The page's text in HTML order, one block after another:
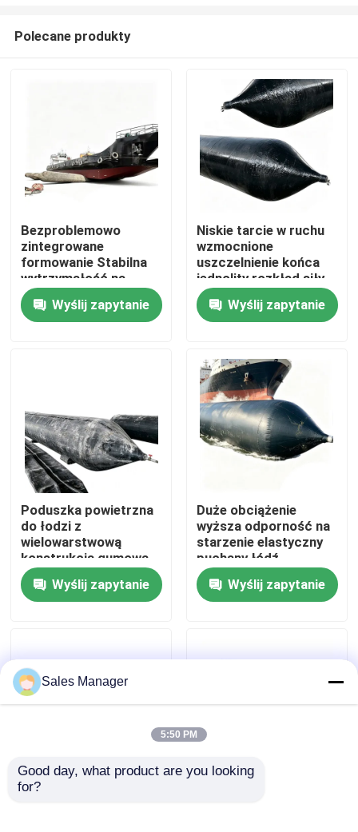
Produkty
Filmy
O nas
Wycieczka po fabryce
Poprosić o wycenę
Poduszki powietrzne do ratowania na morzu
Polecane produkty
Bezproblemowo
zintegrowane
formowanie Stabilna
wytrzymałość na
ciśnienie Składany
lekki statek
wystrzeliwujący
Wyślij zapytanie
Niskie tarcie w ruchu
wzmocnione
uszczelnienie końca
jednolity rozkład siły
Statek wprowadzający
balon Poduszkę
powietrzną marynarki
Wyślij zapytanie
Poduszka powietrzna
do łodzi z
wielowarstwową
konstrukcją gumową
Wysoka szczelność
powietrza i silna
odporność na
Wyślij zapytanie
Duże obciążenie
wyższa odporność na
starzenie elastyczny
puchany łódź
wstrzykiwacz balon
airbag morski
Wyślij zapytanie
Nadmuchany
Sales Manager
5:50 PM
Good day, what product are you looking
for?